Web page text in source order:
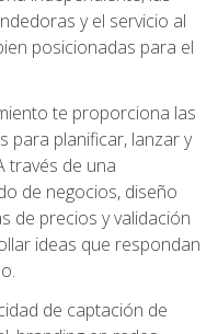
y el servicio al
posicionadas para el
te proporciona las
para planificar, lanzar y
través de una
de negocios, diseño
de precios y validación
ideas que respondan
de captación de